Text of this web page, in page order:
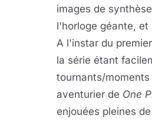
images de
l'horloge géante,
A l'instar du
la série étant
tournants/
aventurier de One
enjouées pleines